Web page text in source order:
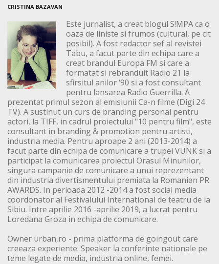
CRISTINA BAZAVAN
Este jurnalist, a creat blogul S!MPA ca o
oaza de liniste si frumos (cultural, pe cit
posibil). A fost redactor sef al revistei
Tabu, a facut parte din echipa care a
creat brandul Europa FM si care a
formatat si rebranduit Radio 21 la
sfirsitul anilor ‘90 si a fost consultant
pentru lansarea Radio Guerrilla. A
prezentat primul sezon al emisiunii Ca-n filme (Digi 24
TV). A sustinut un curs de branding personal pentru
actori, la TIFF, in cadrul proiectului "10 pentru film", este
consultant in branding & promotion pentru artisti,
industria media. Pentru aproape 2 ani (2013-2014) a
facut parte din echipa de comunicare a trupei VUNK si a
participat la comunicarea proiectul Orasul Minunilor,
singura campanie de comunicare a unui reprezentant
din industria divertismentului premiata la Romanian PR
AWARDS. In perioada 2012 -2014 a fost social media
coordonator al Festivalului International de teatru de la
Sibiu. Intre aprilie 2016 -aprilie 2019, a lucrat pentru
Loredana Groza in echipa de comunicare.
Owner urban,ro - prima platforma de goingout care
creeaza experiente. Speaker la conferinte nationale pe
teme legate de media, industria online, femei.